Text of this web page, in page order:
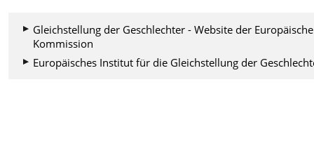
Gleichstellung der Geschlechter - Website der
Kommission
Europäisches Institut für die Gleichstellung der